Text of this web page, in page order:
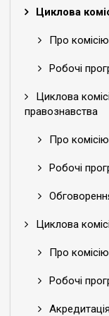
Циклова
Про комісію
Робочі
Циклова
правознавства
Про комісію
Робочі
Циклова
Про комісію
Робочі
Акредитація